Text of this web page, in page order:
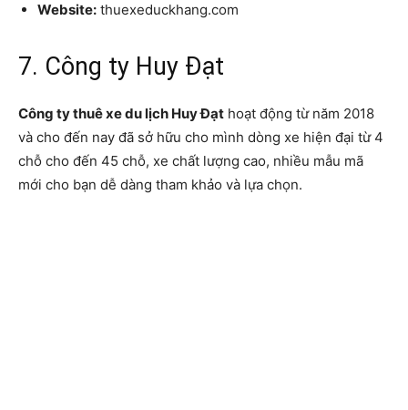
Website: thuexeduckhang.com
7. Công ty Huy Đạt
Công ty thuê xe du lịch Huy Đạt hoạt động từ năm 2018
và cho đến nay đã sở hữu cho mình dòng xe hiện đại từ 4
chỗ cho đến 45 chỗ, xe chất lượng cao, nhiều mẫu mã
mới cho bạn dễ dàng tham khảo và lựa chọn.